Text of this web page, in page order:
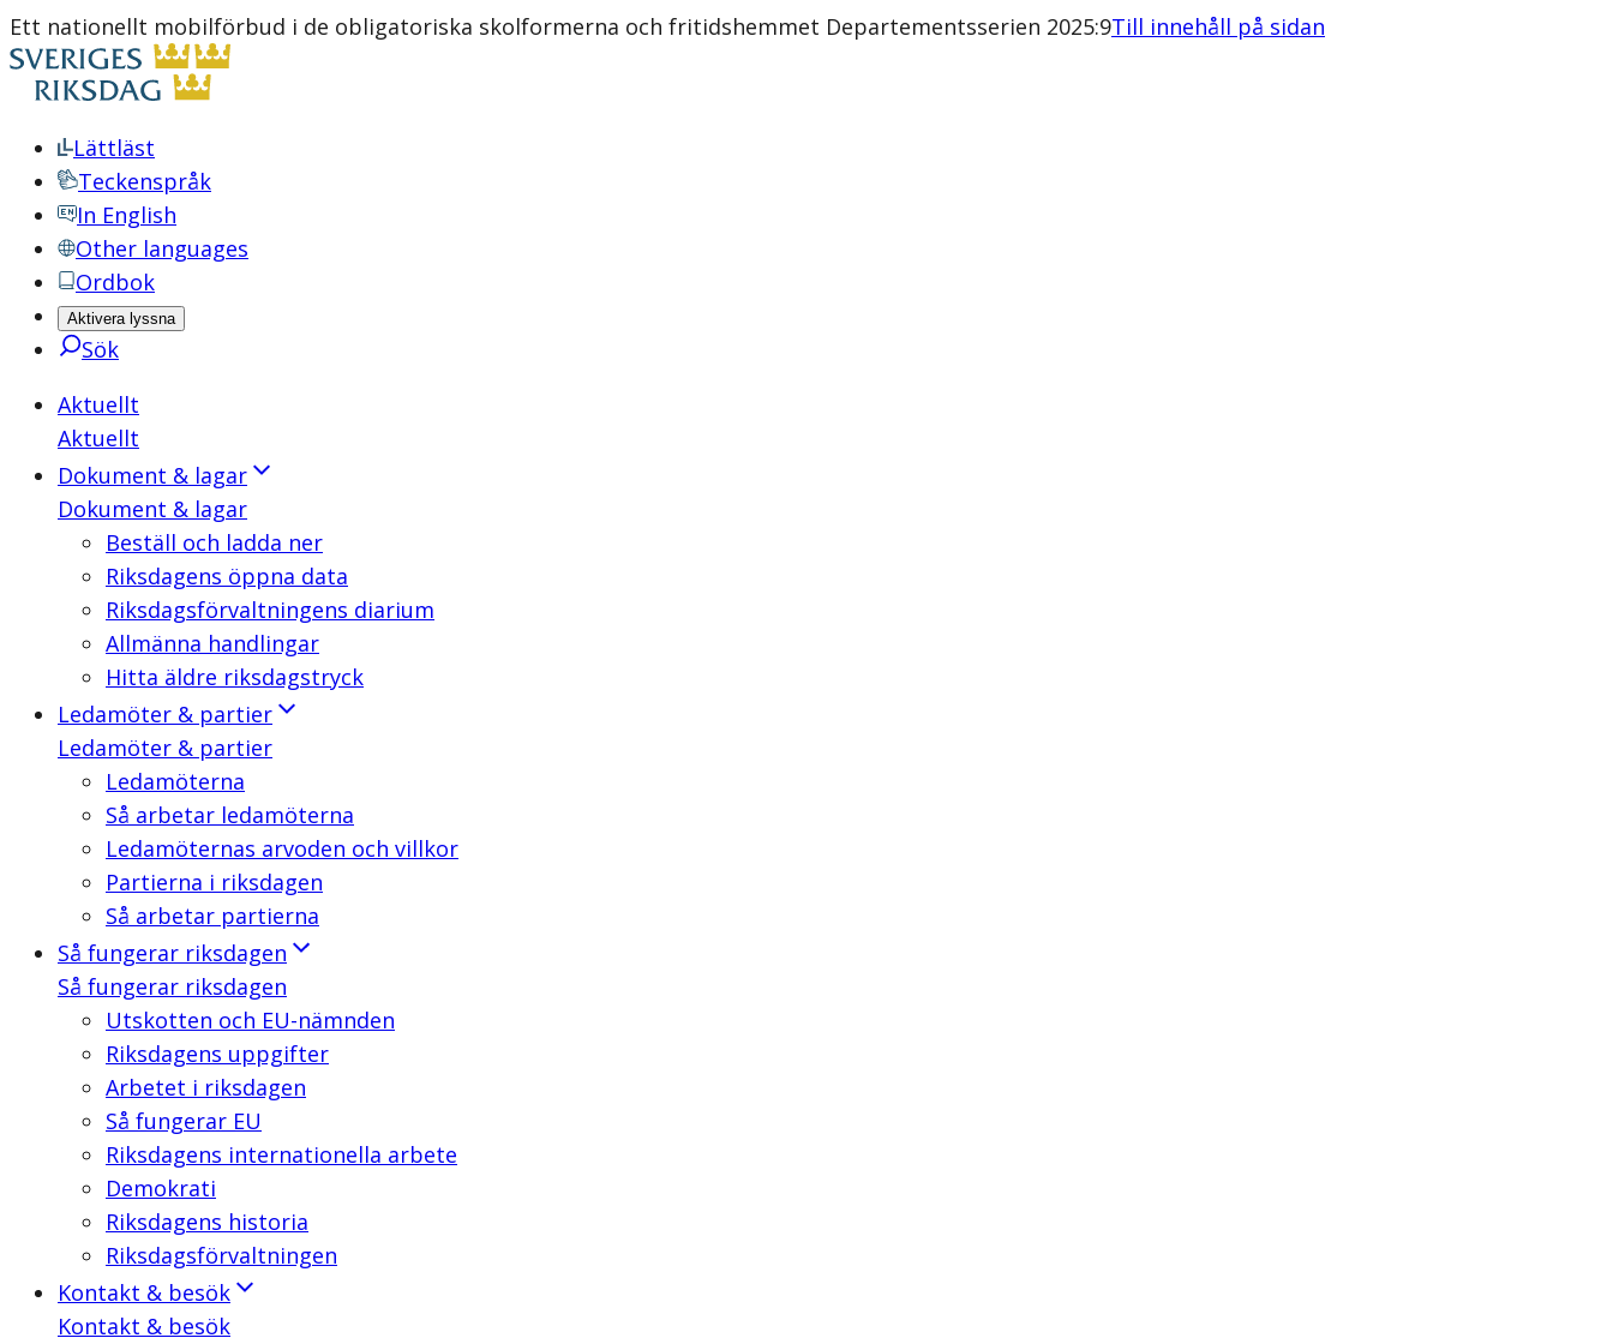
Ett nationellt mobilförbud i de obligatoriska skolformerna och fritidshemmet Departementsserien 2025:9Till innehåll på sidan
Lättläst
Teckenspråk
In English
Other languages
Ordbok
Aktivera lyssna
Sök
Aktuellt
Aktuellt
Dokument & lagar
Dokument & lagar
Beställ och ladda ner
Riksdagens öppna data
Riksdagsförvaltningens diarium
Allmänna handlingar
Hitta äldre riksdagstryck
Ledamöter & partier
Ledamöter & partier
Ledamöterna
Så arbetar ledamöterna
Ledamöternas arvoden och villkor
Partierna i riksdagen
Så arbetar partierna
Så fungerar riksdagen
Så fungerar riksdagen
Utskotten och EU-nämnden
Riksdagens uppgifter
Arbetet i riksdagen
Så fungerar EU
Riksdagens internationella arbete
Demokrati
Riksdagens historia
Riksdagsförvaltningen
Kontakt & besök
Kontakt & besök